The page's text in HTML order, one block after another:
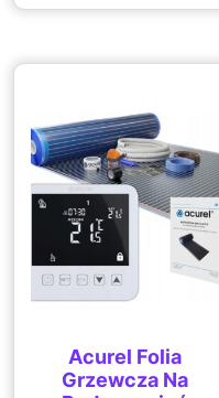
Acurel Folia
Grzewcza Na